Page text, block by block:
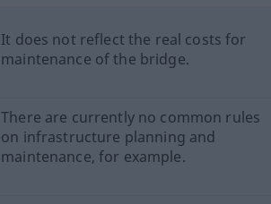
It does not reflect the real costs for
maintenance of the bridge.
There are currently no common rules
on infrastructure planning and
maintenance, for example.